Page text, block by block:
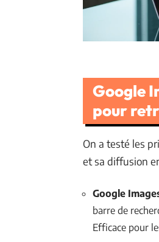
Google
pour
On a testé les
et sa diffusion
Google
barre de
Efficace pour